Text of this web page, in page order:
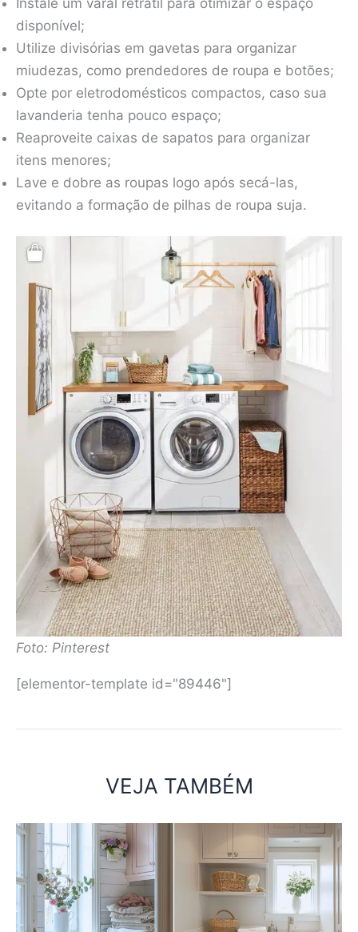
disponível;
Utilize divisórias em gavetas para organizar
miudezas, como prendedores de roupa e botões;
Opte por eletrodomésticos compactos, caso sua
lavanderia tenha pouco espaço;
Reaproveite caixas de sapatos para organizar
itens menores;
Lave e dobre as roupas logo após secá-las,
evitando a formação de pilhas de roupa suja.
Foto: Pinterest
[elementor-template id="89446"]
VEJA TAMBÉM